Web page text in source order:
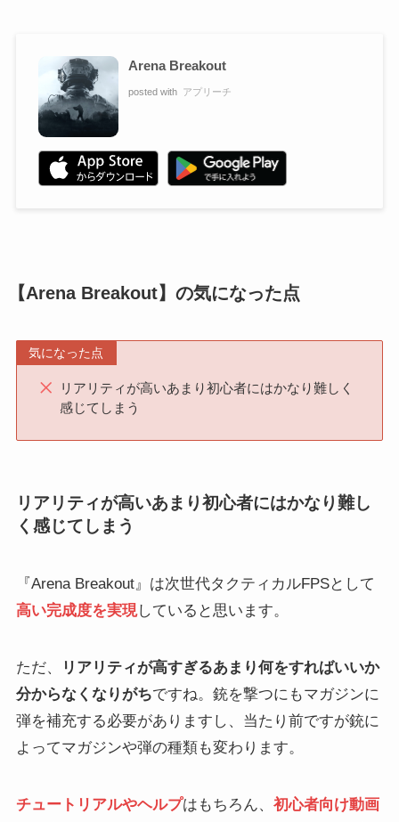
Arena Breakout
posted with アプリーチ
【Arena Breakout】の気になった点
気になった点
リアリティが高いあまり初心者にはかなり難しく
感じてしまう
リアリティが高いあまり初心者にはかなり難し
く感じてしまう
『Arena Breakout』は次世代タクティカルFPSとして
高い完成度を実現していると思います。
ただ、
リアリティが高すぎるあまり何をすればいいか
分からなくなりがちですね。銃を撃つにもマガジンに
弾を補充する必要がありますし、当たり前ですが銃に
よってマガジンや弾の種類も変わります。
チュートリアルやヘルプはもちろん、 初心者向け動画